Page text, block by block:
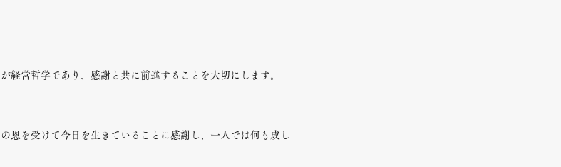
経営哲学であり、感謝と共に前進することを大切にします。
恩を受けて今日を生きていることに感謝し、一人では何も成し